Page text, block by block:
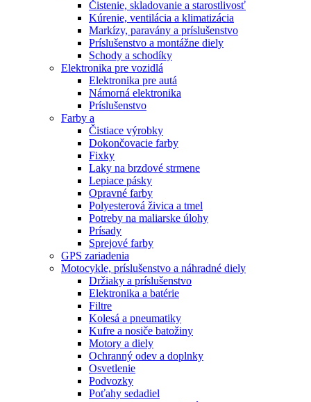
Čistenie, skladovanie a starostlivosť
Kúrenie, ventilácia a klimatizácia
Markízy, paravány a príslušenstvo
Príslušenstvo a montážne diely
Schody a schodíky
Elektronika pre vozidlá
Elektronika pre autá
Námorná elektronika
Príslušenstvo
Farby a
Čistiace výrobky
Dokončovacie farby
Fixky
Laky na brzdové strmene
Lepiace pásky
Opravné farby
Polyesterová živica a tmel
Potreby na maliarske úlohy
Prísady
Sprejové farby
GPS zariadenia
Motocykle, príslušenstvo a náhradné diely
Držiaky a príslušenstvo
Elektronika a batérie
Filtre
Kolesá a pneumatiky
Kufre a nosiče batožiny
Motory a diely
Ochranný odev a doplnky
Osvetlenie
Podvozky
Poťahy sedadiel